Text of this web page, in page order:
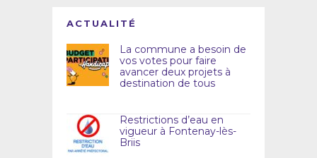
ACTUALITÉ
La commune a besoin de
vos votes pour faire
avancer deux projets à
destination de tous
Restrictions d’eau en
vigueur à Fontenay-lès-
Briis